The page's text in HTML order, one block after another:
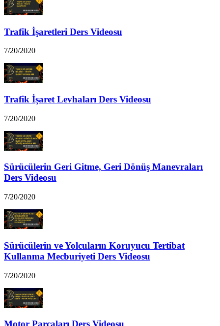
Trafik İşaretleri Ders Videosu
7/20/2020
Trafik İşaret Levhaları Ders Videosu
7/20/2020
Sürücülerin Geri Gitme, Geri Dönüş Manevraları
Ders Videosu
7/20/2020
Sürücülerin ve Yolcuların Koruyucu Tertibat
Kullanma Mecburiyeti Ders Videosu
7/20/2020
Motor Parçaları Ders Videosu